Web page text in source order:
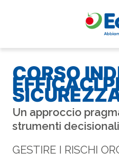
CORSO
EFFICACI
Un approccio
strumenti decisionali
GESTIRE I RISCHI